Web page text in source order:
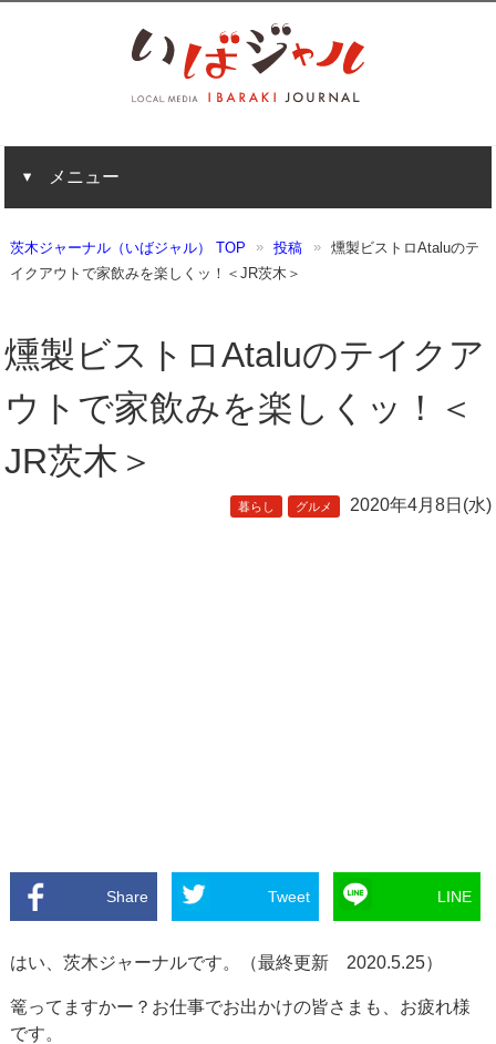
メニュー
茨木ジャーナル（いばジャル） TOP 投稿
燻製ビストロAtaluのテ
イクアウトで家飲みを楽しくッ！＜JR茨木＞
燻製ビストロAtaluのテイクア
ウトで家飲みを楽しくッ！＜
JR茨木＞
暮らし グルメ 2020年4月8日(水)
Share Tweet LINE
はい、茨木ジャーナルです。（最終更新 2020.5.25）
篭ってますかー？お仕事でお出かけの皆さまも、お疲れ様
です。